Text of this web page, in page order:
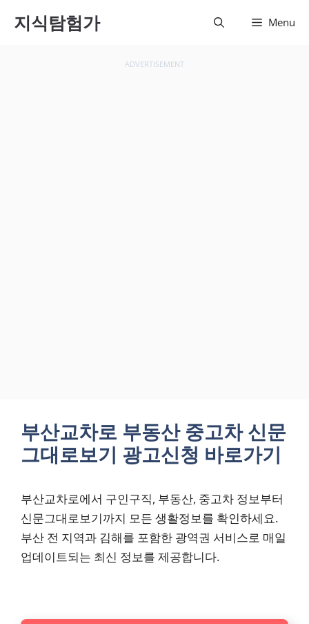
로 건지식탐험가 Menu
ADVERTISEMENT
부산교차로 부동산 중고차 신문
그대로보기 광고신청 바로가기
부산교차로에서 구인구직, 부동산, 중고차 정보부터
신문그대로보기까지 모든 생활정보를 확인하세요.
부산 전 지역과 김해를 포함한 광역권 서비스로 매일
업데이트되는 최신 정보를 제공합니다.